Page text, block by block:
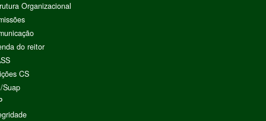
Organizacional
do reitor
CS
Suap